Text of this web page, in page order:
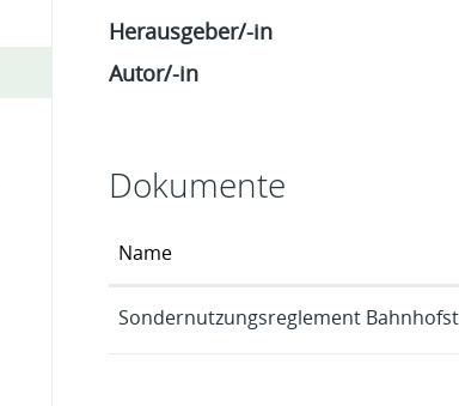
Herausgeber/-in
Autor/-in
Dokumente
Name
Sondernutzungsreglement